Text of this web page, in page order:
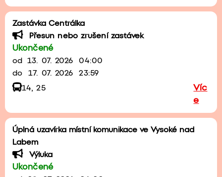
Zastávka Centrálka
Přesun nebo zrušení zastávek
Ukončené
od 13. 07. 2026
04:00
do
17. 07. 2026
23:59
14, 25
Víc
e
Úplná uzavírka místní komunikace ve Vysoké nad
Labem
Výluka
Ukončené